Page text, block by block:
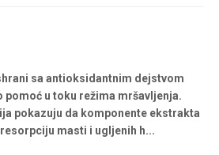
sa antioksidantnim dejstvom
pomoć u toku režima mršavljenja.
pokazuju da komponente ekstrakta
masti i ugljenih h...